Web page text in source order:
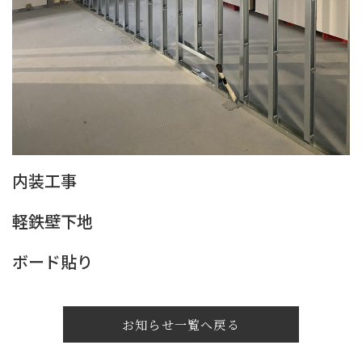
内装工事
軽鉄壁下地
ボード貼り
お知らせ一覧へ戻る